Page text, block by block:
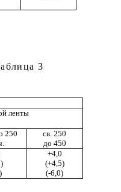
ица 3
ленты
250
св. 250
до 450
+4,0
)
(+4,5)
(-6,0)